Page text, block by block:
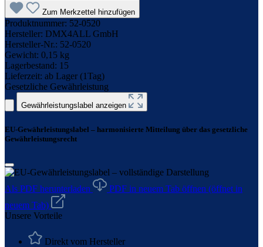
Zum Merkzettel hinzufügen
Produktnummer: 52-0520
Hersteller: DMX4ALL GmbH
Hersteller-Nr.: 52-0520
Gewicht: 0,15 kg
Lagerbestand: 15
Lieferzeit: ab Lager (1Tag)
Gesetzliche Gewährleistung
Gewährleistungslabel anzeigen
EU-Gewährleistungslabel – harmonisierte Mitteilung über das gesetzliche
Gewährleistungsrecht
Als PDF herunterladen PDF in neuem Tab öffnen (öffnet in
neuem Tab)
Unsere Vorteile
Direkt vom Hersteller